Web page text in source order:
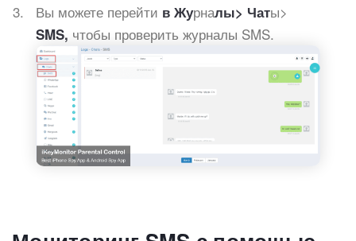
Вы можете перейти в Журналы> Чаты>
SMS, чтобы проверить журналы SMS.